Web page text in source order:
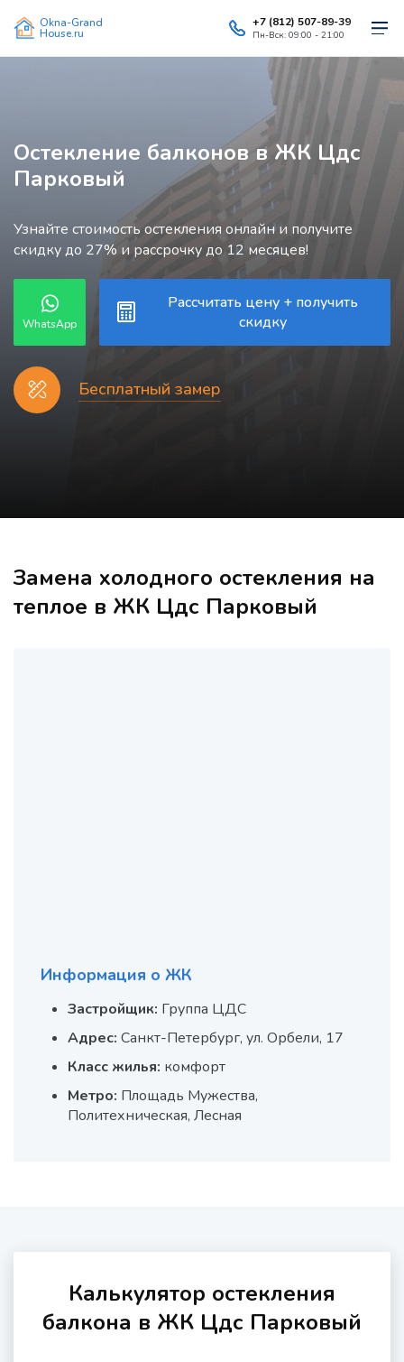
Okna-Grand
House.ru
+7 (812) 507-89-39
Пн-Вск: 09:00 - 21:00
Остекление балконов в ЖК Цдс
Парковый
Узнайте стоимость остекления онлайн и получите
скидку до 27% и рассрочку до 12 месяцев!
WhatsApp
Рассчитать цену + получить
скидку
Бесплатный замер
Замена холодного остекления на
теплое в ЖК Цдс Парковый
Информация о ЖК
Застройщик: Группа ЦДС
Адрес: Санкт-Петербург, ул. Орбели, 17
Класс жилья: комфорт
Метро: Площадь Мужества,
Политехническая, Лесная
Калькулятор остекления
балкона в ЖК Цдс Парковый